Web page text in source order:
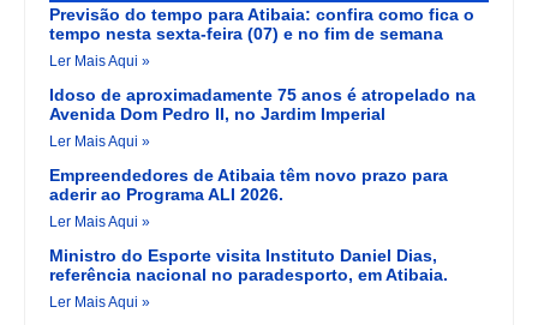
Previsão do tempo para Atibaia: confira como fica o
tempo nesta sexta-feira (07) e no fim de semana
Ler Mais Aqui »
Idoso de aproximadamente 75 anos é atropelado na
Avenida Dom Pedro II, no Jardim Imperial
Ler Mais Aqui »
Empreendedores de Atibaia têm novo prazo para
aderir ao Programa ALI 2026.
Ler Mais Aqui »
Ministro do Esporte visita Instituto Daniel Dias,
referência nacional no paradesporto, em Atibaia.
Ler Mais Aqui »